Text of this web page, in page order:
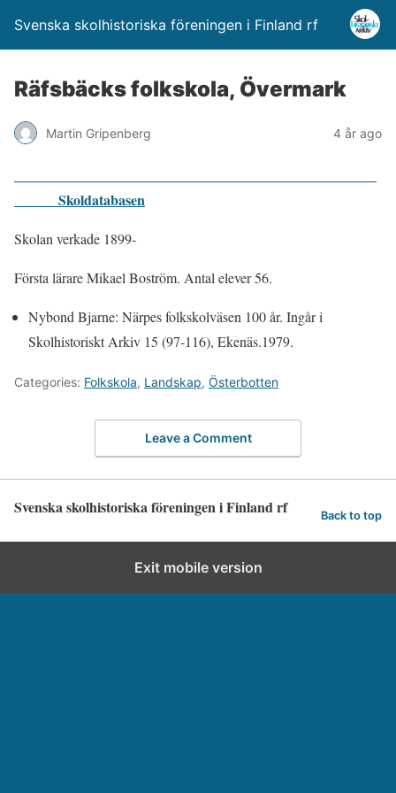
Svenska skolhistoriska föreningen i Finland rf
Räfsbäcks folkskola, Övermark
Martin Gripenberg 4 år ago
Skoldatabasen
Skolan verkade 1899-
Första lärare Mikael Boström. Antal elever 56.
Nybond Bjarne: Närpes folkskolväsen 100 år. Ingår i
Skolhistoriskt Arkiv 15 (97-116), Ekenäs.1979.
Categories: Folkskola, Landskap, Österbotten
Leave a Comment
Svenska skolhistoriska föreningen i Finland rf Back to top
Exit mobile version